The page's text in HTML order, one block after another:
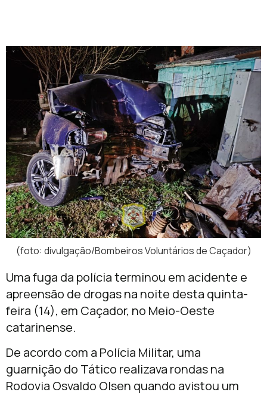
(foto: divulgação/Bombeiros Voluntários de Caçador)
Uma fuga da polícia terminou em acidente e
apreensão de drogas na noite desta quinta-
feira (14), em Caçador, no Meio-Oeste
catarinense.
De acordo com a Polícia Militar, uma
guarnição do Tático realizava rondas na
Rodovia Osvaldo Olsen quando avistou um